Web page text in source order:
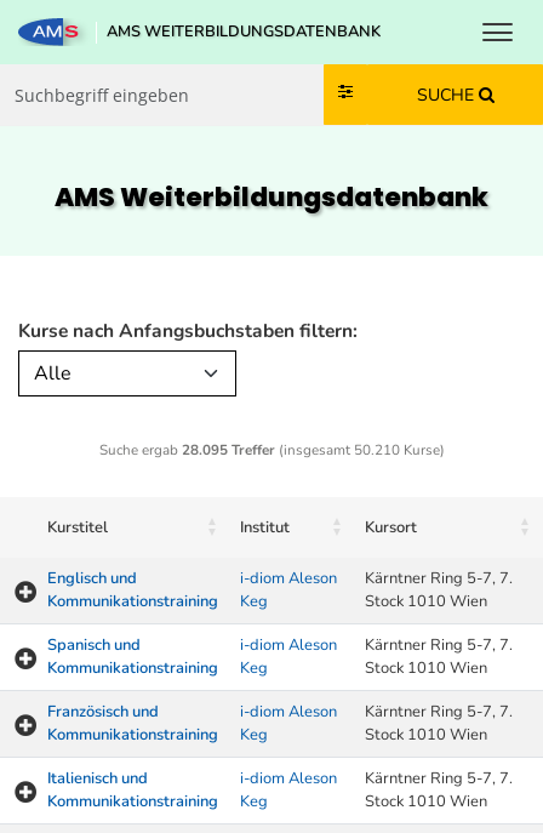
Zum Inhalt springen
Zum Navmenü springen
Zur Suche springen
Zur Footer springen
AMS WEITERBILDUNGSDATENBANK
SUCHE
AMS Weiterbildungs­datenbank
Kurse nach Anfangsbuchstaben filtern:
Alle
Suche ergab 28.095 Treffer(insgesamt 50.210 Kurse)
Kurstitel Institut Kursort
Englisch und
Kommunikationstraining
i-diom Aleson
Keg
Kärntner Ring 5-7, 7.
Stock 1010 Wien
Spanisch und
Kommunikationstraining
i-diom Aleson
Keg
Kärntner Ring 5-7, 7.
Stock 1010 Wien
Französisch und
Kommunikationstraining
i-diom Aleson
Keg
Kärntner Ring 5-7, 7.
Stock 1010 Wien
Italienisch und
Kommunikationstraining
i-diom Aleson
Keg
Kärntner Ring 5-7, 7.
Stock 1010 Wien